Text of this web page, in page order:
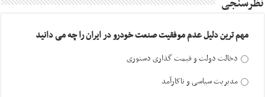
نظرسنجی
مهم ترین دلیل عدم موفقیت صنعت خودرو در ایران را چه می دانید
دخالت دولت و قیمت گذاری دستوری
مدیریت سیاسی و ناکارآمد